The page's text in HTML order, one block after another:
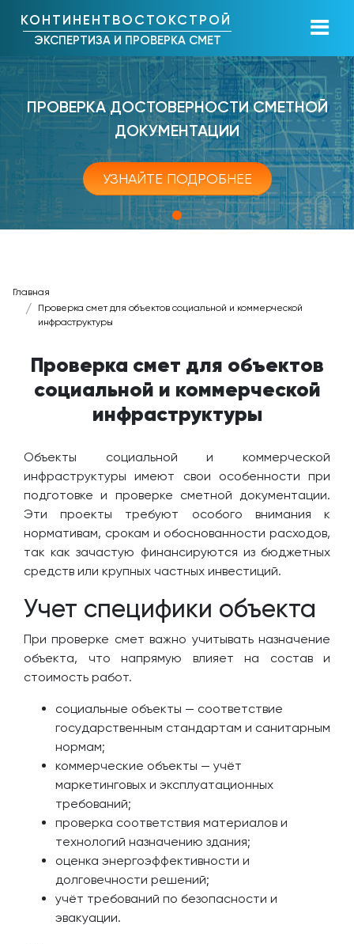
КОНТИНЕНТВОСТОКСТРОЙ
ЭКСПЕРТИЗА И ПРОВЕРКА СМЕТ
ПРОВЕРКА ДОСТОВЕРНОСТИ СМЕТНОЙ
ДОКУМЕНТАЦИИ
УЗНАЙТЕ ПОДРОБНЕЕ
Главная
Проверка смет для объектов социальной и коммерческой
инфраструктуры
Проверка смет для объектов
социальной и коммерческой
инфраструктуры
Объекты социальной и коммерческой
инфраструктуры имеют свои особенности при
подготовке и проверке сметной документации.
Эти проекты требуют особого внимания к
нормативам, срокам и обоснованности расходов,
так как зачастую финансируются из бюджетных
средств или крупных частных инвестиций.
Учет специфики объекта
При проверке смет важно учитывать назначение
объекта, что напрямую влияет на состав и
стоимость работ.
социальные объекты — соответствие
государственным стандартам и санитарным
нормам;
коммерческие объекты — учёт
маркетинговых и эксплуатационных
требований;
проверка соответствия материалов и
технологий назначению здания;
оценка энергоэффективности и
долговечности решений;
учёт требований по безопасности и
эвакуации.